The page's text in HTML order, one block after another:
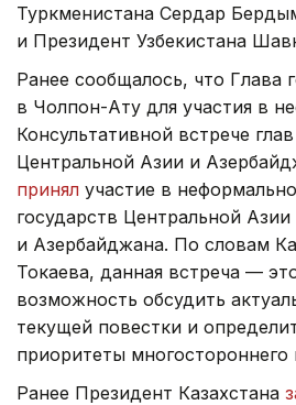
Туркменистана Сердар
и Президент Узбекистана
Ранее сообщалось, что Глава
в Чолпон-Ату для участия в
Консультативной встрече
Центральной Азии и
принял участие в
государств Центральной Азии
и Азербайджана. По словам
Токаева, данная встреча —
возможность обсудить
текущей повестки и
приоритеты многостороннего
Ранее Президент Казахстана